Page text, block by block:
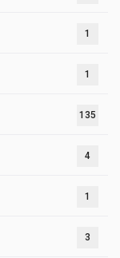
1
1
135
4
1
3